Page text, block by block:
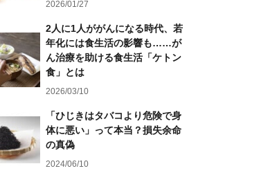
2026/01/27
2人に1人ががんになる時代、若
年化には食生活の影響も……が
ん治療を助ける食生活「ケトン
食」とは
2026/03/10
「ひじきはタバコより危険で身
体に悪い」って本当？損失余命
の真偽
2024/06/10